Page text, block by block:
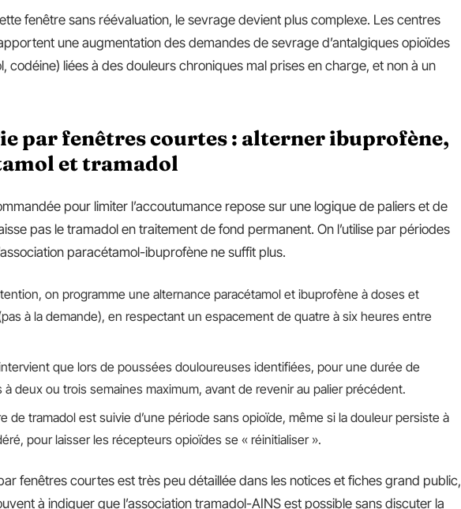
fenêtre sans réévaluation, le sevrage devient plus complexe. Les centres
une augmentation des demandes de sevrage d’antalgiques opioïdes
codéine) liées à des douleurs chroniques mal prises en charge, et non à un
par fenêtres courtes : alterner ibuprofène,
et tramadol
pour limiter l’accoutumance repose sur une logique de paliers et de
pas le tramadol en traitement de fond permanent. On l’utilise par périodes
paracétamol-ibuprofène ne suffit plus.
on programme une alternance paracétamol et ibuprofène à doses et
à la demande), en respectant un espacement de quatre à six heures entre
que lors de poussées douloureuses identifiées, pour une durée de
deux ou trois semaines maximum, avant de revenir au palier précédent.
de tramadol est suivie d’une période sans opioïde, même si la douleur persiste à
pour laisser les récepteurs opioïdes se « réinitialiser ».
fenêtres courtes est très peu détaillée dans les notices et fiches grand public,
à indiquer que l’association tramadol-AINS est possible sans discuter la